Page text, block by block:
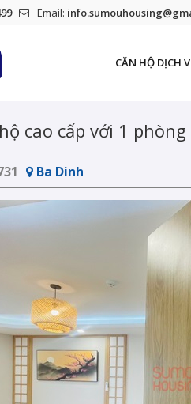
Email:
CĂN HỘ DỊCH
cao cấp với 1
Ba Dinh